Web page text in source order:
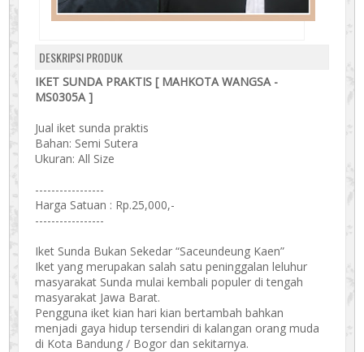
DESKRIPSI PRODUK
IKET SUNDA PRAKTIS [ MAHKOTA WANGSA -
MS0305A ]
Jual iket sunda praktis
Bahan: Semi Sutera
Ukuran: All Size
-----------------
Harga Satuan : Rp.25,000,-
-----------------
Iket Sunda Bukan Sekedar “Saceundeung Kaen”
Iket yang merupakan salah satu peninggalan leluhur
masyarakat Sunda mulai kembali populer di tengah
masyarakat Jawa Barat.
Pengguna iket kian hari kian bertambah bahkan
menjadi gaya hidup tersendiri di kalangan orang muda
di Kota Bandung / Bogor dan sekitarnya.